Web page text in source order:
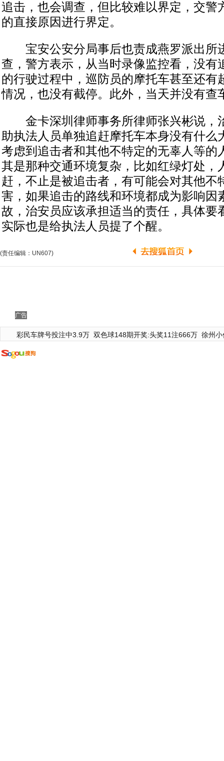
追击，也会调查，但比较难以界定，交警
的直接原因进行界定。
宝安公安分局事后也责成燕罗派出所
查，警方表示，从当时录像监控看，没有
的行驶过程中，巡防员的摩托车甚至还有
情况，也没有截停。此外，当天并没有查
金卡深圳律师事务所律师张兴彬说，
助执法人员单独追赶摩托车本身没有什么
考虑到追击者和其他不特定的无辜人等的
其是那种交通环境复杂，比如红绿灯处，
赶，不止是被追击者，有可能会对其他不
害，如果追击的路线和环境都成为影响因
故，治安员应该承担适当的责任，具体要
实际也是给执法人员提了个醒。
(责任编辑：UN607)
广告
彩民车牌号投注中3.9万 双色球148期开奖:头奖11注666万 徐州